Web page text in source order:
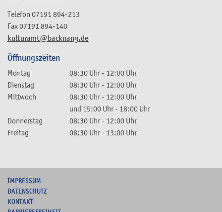
kulturamt@backnang.de
Telefon 07191 894-213
Fax07191 894-140
Öffnungszeiten
Montag 08:30 Uhr- 12:00 Uhr
Dienstag
08:30 Uhr- 12:00 Uhr
Mittwoch
08:30 Uhr- 12:00 Uhr
und 15:00 Uhr- 18:00 Uhr
Donnerstag
08:30 Uhr- 12:00 Uhr
Freitag
08:30 Uhr- 13:00 Uhr
IMPRESSUM
DATENSCHUTZ
KONTAKT